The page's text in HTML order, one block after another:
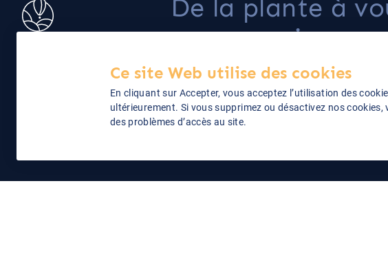
Ce site Web utilise des cookies
En cliquant sur Accepter, vous acceptez l’utilisation des
ultérieurement. Si vous supprimez ou désactivez nos
des problèmes d’accès au site.
De la plante à
: une passion
le café de
spécialité